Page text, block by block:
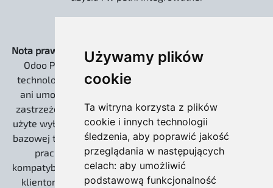
Używamy plików
cookie
Ta witryna korzysta z plików
cookie i innych technologii
śledzenia, aby poprawić jakość
przeglądania w następujących
celach: aby umożliwić
podstawową funkcjonalność
Nota prawna:
Strona www.odoo.com.pl oraz dystrybucja
Odoo Pro EXTREME są niezależnymi rozwiązaniami
technologicznymi. Nie jesteśmy powiązani kapitałowo
ani umową partnerską z Odoo S.A. Słowo „Odoo” jest
zastrzeżonym znakiem towarowym Odoo S.A. i zostało
użyte wyłącznie w celach informacyjnych, do określenia
bazowej technologii open source (Community), na której
pracujemy. Nasze wdrożenia zachowują 100%
kompatybilności z ekosystemem twórców, umożliwiając
klientom korzystanie z płatnych usług Odoo S.A. (np.